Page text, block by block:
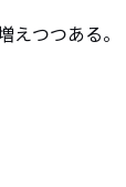
つつある。